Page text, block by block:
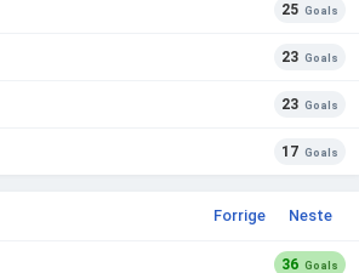
25 Goals
23 Goals
23 Goals
17 Goals
Forrige Neste
36 Goals